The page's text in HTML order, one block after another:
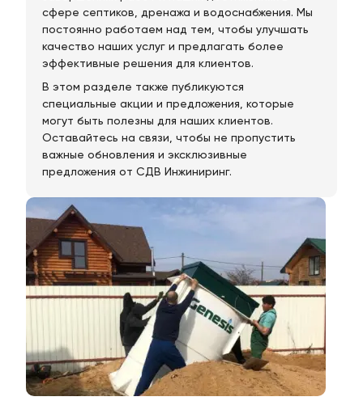
сфере септиков, дренажа и водоснабжения. Мы
постоянно работаем над тем, чтобы улучшать
качество наших услуг и предлагать более
эффективные решения для клиентов.
В этом разделе также публикуются
специальные акции и предложения, которые
могут быть полезны для наших клиентов.
Оставайтесь на связи, чтобы не пропустить
важные обновления и эксклюзивные
предложения от СДВ Инжиниринг.